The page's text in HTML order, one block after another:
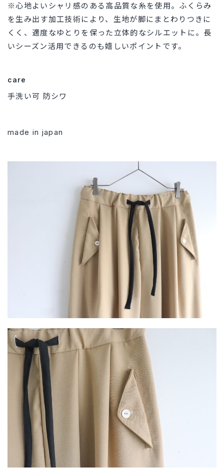
※心地よいシャリ感のある高品質な糸を使用。ふくらみ
を生み出す加工技術により、生地が脚にまとわりつきに
くく、適度なゆとりを保った立体的なシルエットに。長
いシーズン活用できるのも嬉しいポイントです。
care
手洗い可 防シワ
made in japan